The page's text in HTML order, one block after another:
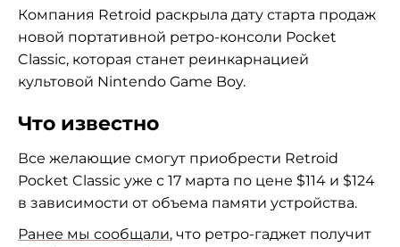
Компания Retroid раскрыла дату старта продаж
новой портативной ретро-консоли Pocket
Classic, которая станет реинкарнацией
культовой Nintendo Game Boy.
Что известно
Все желающие смогут приобрести Retroid
Pocket Classic уже с 17 марта по цене $114 и $124
в зависимости от объема памяти устройства.
Ранее мы сообщали, что ретро-гаджет получит